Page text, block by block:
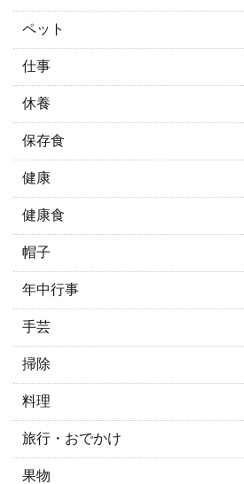
ペット
仕事
休養
保存食
健康
健康食
帽子
年中行事
手芸
掃除
料理
旅行・おでかけ
果物